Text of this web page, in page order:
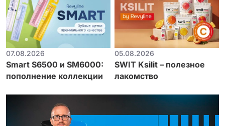
07.08.2026
Smart S6500 и SM6000:
пополнение коллекции
05.08.2026
SWIT Ksilit – полезное
лакомство